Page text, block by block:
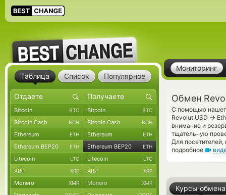
Мониторинг
Обмен
С помощью
Revolut USD →
внимание и
тщательную
Для
подробное
Курсы обмена
Таблица Список Популярное
Bitcoin BTC Bitcoin BTC
Bitcoin Cash BCH Bitcoin Cash BCH
Ethereum ETH Ethereum ETH
Ethereum BEP20 ETH Ethereum BEP20 ETH
Litecoin LTC Litecoin LTC
XRP XRP XRP XRP
Monero XMR Monero XMR